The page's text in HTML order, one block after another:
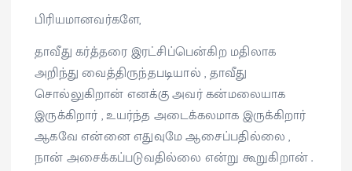
பிரியமானவர்களே,
தாவீது கர்த்தரை இரட்சிப்பென்கிற மதிலாக
அறிந்து வைத்திருந்தபடியால் , தாவீது
சொல்லுகிறான் எனக்கு அவர் கன்மலையாக
இருக்கிறார் , உயர்ந்த அடைக்கலமாக இருக்கிறார்
ஆகவே என்னை எதுவுமே ஆசைப்பதில்லை ,
நான் அசைக்கப்படுவதில்லை என்று கூறுகிறான் .